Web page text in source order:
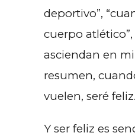
deportivo”,
cuerpo
asciendan en
resumen,
vuelen, seré feliz.
Y ser feliz es